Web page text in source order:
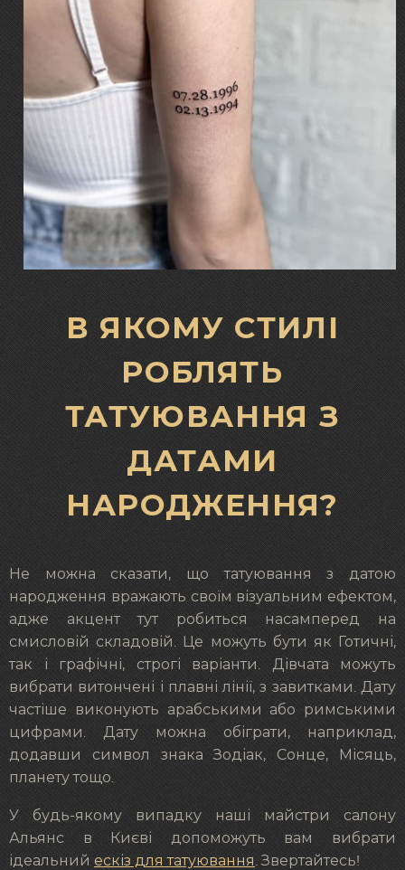
В ЯКОМУ СТИЛІ
РОБЛЯТЬ
ТАТУЮВАННЯ З
ДАТАМИ
НАРОДЖЕННЯ?
Не можна сказати, що татуювання з датою
народження вражають своїм візуальним ефектом,
адже акцент тут робиться насамперед на
смисловій складовій. Це можуть бути як Готичні,
так і графічні, строгі варіанти. Дівчата можуть
вибрати витончені і плавні лінії, з завитками. Дату
частіше виконують арабськими або римськими
цифрами. Дату можна обіграти, наприклад,
додавши символ знака Зодіак, Сонце, Місяць,
планету тощо.
У будь-якому випадку наші майстри салону
Альянс в Києві допоможуть вам вибрати
ідеальнийескіз для татуювання . Звертайтесь!